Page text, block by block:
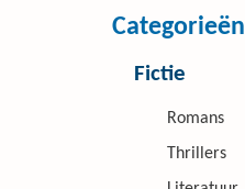
Categorieën
Fictie
Romans
Thrillers